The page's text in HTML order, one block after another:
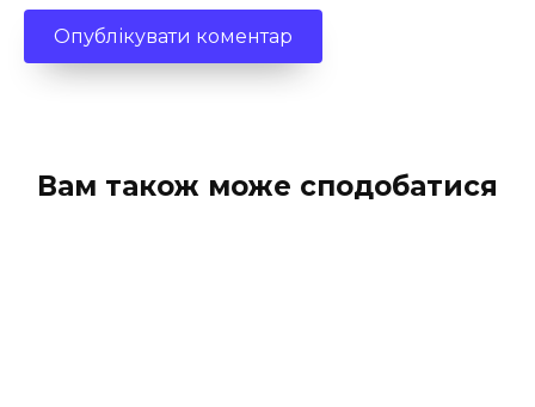
Вам також може сподобатися